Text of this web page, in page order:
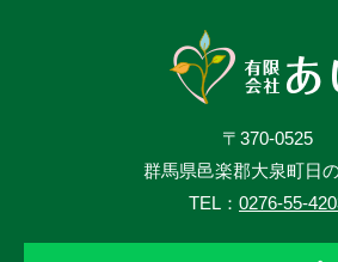
〒370-0525
群馬県邑楽郡大泉町日
TEL： 0276-55-